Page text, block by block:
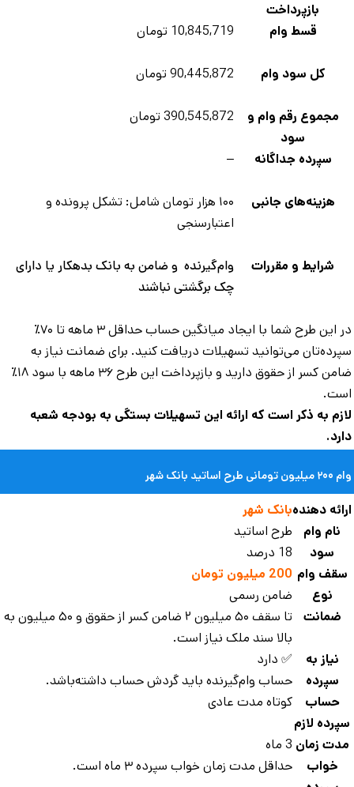
بازپرداخت
قسط وام 10,845,719 تومان
کل سود وام 90,445,872 تومان
مجموع رقم وام و
سود
390,545,872 تومان
سپرده جداگانه
هزینه‌های جانبی
۱۰۰ هزار تومان شامل: تشکل پرونده و
اعتبارسنجی
شرایط و مقررات
وام‌گیرنده و ضامن به بانک بدهکار یا دارای
چک برگشتی نباشند
در این طرح شما با ایجاد میانگین حساب حداقل ۳ ماهه تا ۷۰٪
می‌توانید تسهیلات دریافت کنید. برای ضمانت نیاز به
ضامن کسر از حقوق دارید و بازپرداخت این طرح ۳۶ ماهه با سود ۱۸٪
به ذکر است که ارائه این تسهیلات بستگی به بودجه شعبه
اساتید بانک شهر
دهندهبانک شهر
نام وام
طرح اساتید
سود
18 درصد
وام 200 میلیون تومان
نوع
ضمانت
ضامن رسمی
تا سقف ۵۰ میلیون ۲ ضامن کسر از حقوق و ۵۰ میلیون به
بالا سند ملک نیاز است.
نیاز به
سپرده
✅ دارد
حساب وام‌گیرنده باید گردش حساب داشته‌باشد.
حساب
لازم
کوتاه مدت عادی
زمان
خواب
3 ماه
حداقل مدت زمان خواب سپرده ۳ ماه است.